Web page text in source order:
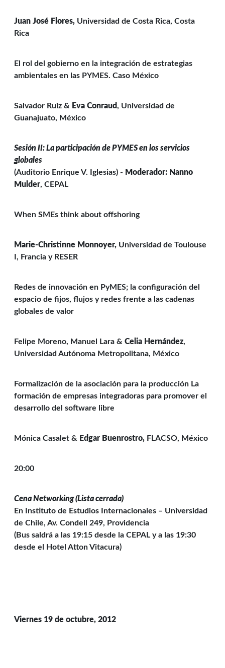
Juan José Flores, Universidad de Costa Rica, Costa
Rica
El rol del gobierno en la integración de estrategias
ambientales en las PYMES. Caso México
Salvador Ruiz & Eva Conraud, Universidad de
Guanajuato, México
Sesión II: La participación de PYMES en los servicios
globales
(Auditorio Enrique V. Iglesias) - Moderador: Nanno
Mulder, CEPAL
When SMEs think about offshoring
Marie-Christinne Monnoyer, Universidad de Toulouse
I, Francia y RESER
Redes de innovación en PyMES; la configuración del
espacio de fijos, flujos y redes frente a las cadenas
globales de valor
Felipe Moreno, Manuel Lara & Celia Hernández,
Universidad Autónoma Metropolitana, México
Formalización de la asociación para la producción La
formación de empresas integradoras para promover el
desarrollo del software libre
Mónica Casalet & Edgar Buenrostro, FLACSO, México
20:00
Cena Networking (Lista cerrada)
En Instituto de Estudios Internacionales – Universidad
de Chile, Av. Condell 249, Providencia
(Bus saldrá a las 19:15 desde la CEPAL y a las 19:30
desde el Hotel Atton Vitacura)
Viernes 19 de octubre, 2012